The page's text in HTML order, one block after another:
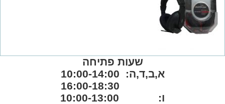
שעות פתיחה
א,ב,ד,ה: 10:00-14:00
ו: 10:00-13:00